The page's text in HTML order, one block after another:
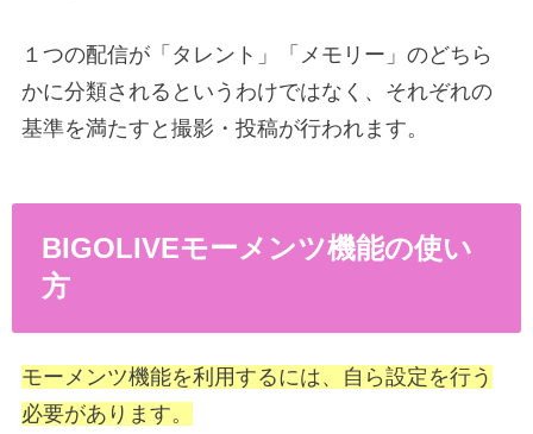
１つの配信が「タレント」「メモリー」のどちら
かに分類されるというわけではなく、それぞれの
基準を満たすと撮影・投稿が行われます。
BIGOLIVEモーメンツ機能の使い
方
モーメンツ機能を利用するには、自ら設定を行う
必要があります。